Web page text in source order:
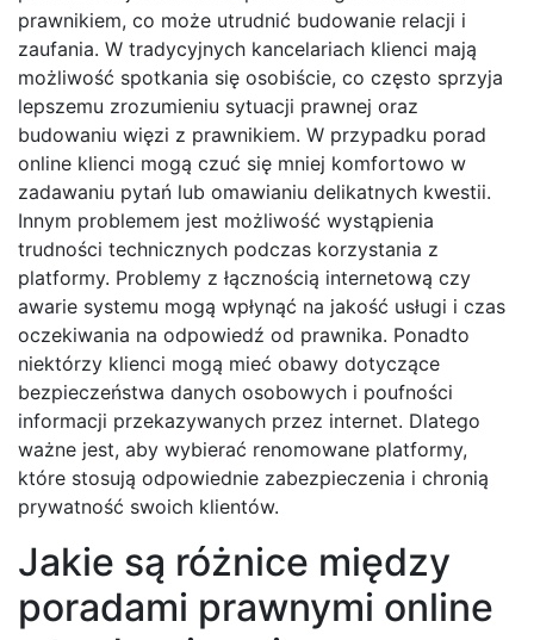
prawnikiem, co może utrudnić budowanie relacji i
zaufania. W tradycyjnych kancelariach klienci mają
możliwość spotkania się osobiście, co często sprzyja
lepszemu zrozumieniu sytuacji prawnej oraz
budowaniu więzi z prawnikiem. W przypadku porad
online klienci mogą czuć się mniej komfortowo w
zadawaniu pytań lub omawianiu delikatnych kwestii.
Innym problemem jest możliwość wystąpienia
trudności technicznych podczas korzystania z
platformy. Problemy z łącznością internetową czy
awarie systemu mogą wpłynąć na jakość usługi i czas
oczekiwania na odpowiedź od prawnika. Ponadto
niektórzy klienci mogą mieć obawy dotyczące
bezpieczeństwa danych osobowych i poufności
informacji przekazywanych przez internet. Dlatego
ważne jest, aby wybierać renomowane platformy,
które stosują odpowiednie zabezpieczenia i chronią
prywatność swoich klientów.
Jakie są różnice między
poradami prawnymi online